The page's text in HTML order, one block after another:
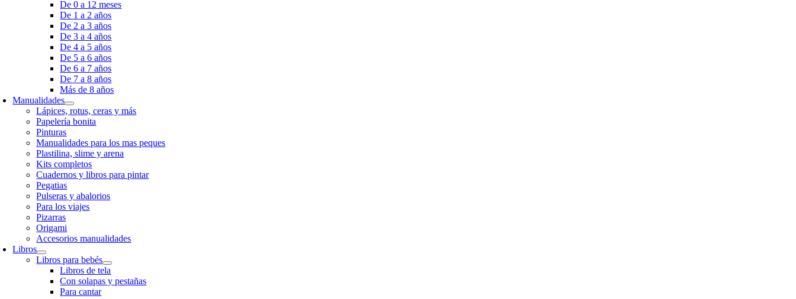
De 0 a 12 meses
De 1 a 2 años
De 2 a 3 años
De 3 a 4 años
De 4 a 5 años
De 5 a 6 años
De 6 a 7 años
De 7 a 8 años
Más de 8 años
Manualidades
Lápices, rotus, ceras y más
Papelería bonita
Pinturas
Manualidades para los mas peques
Plastilina, slime y arena
Kits completos
Cuadernos y libros para pintar
Pegatias
Pulseras y abalorios
Para los viajes
Pizarras
Origami
Accesorios manualidades
Libros
Libros para bebés
Libros de tela
Con solapas y pestañas
Para cantar